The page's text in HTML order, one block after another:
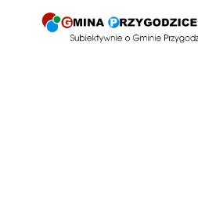
Przejdź do głównej